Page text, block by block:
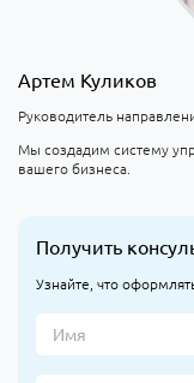
Артем Куликов
Руководитель
Мы создадим систему
вашего бизнеса.
Получить
Узнайте, что